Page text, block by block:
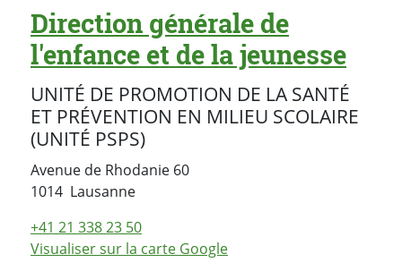
Direction générale de
l'enfance et de la jeunesse
UNITÉ DE PROMOTION DE LA SANTÉ
ET PRÉVENTION EN MILIEU SCOLAIRE
(UNITÉ PSPS)
Avenue de Rhodanie 60
1014 LausanneSuisse
+41 21 338 23 50
Visualiser sur la carte Google